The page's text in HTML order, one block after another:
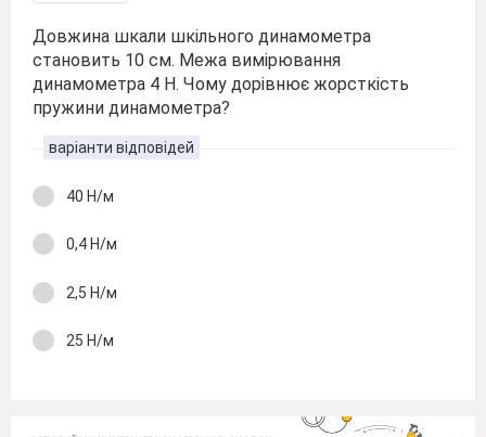
Довжина шкали шкільного динамометра
становить 10 см. Межа вимірювання
динамометра 4 Н. Чому дорівнює жорсткість
пружини динамометра?
варіанти відповідей
40 Н/м
0,4 Н/м
2,5 Н/м
25 Н/м